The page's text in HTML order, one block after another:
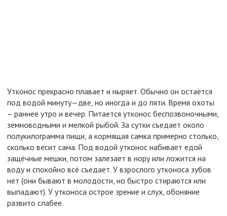
Утконос прекрасно плавает и ныряет. Обычно он остаётся
под водой минуту—две, но иногда и до пяти. Время охоты
– раннее утро и вечер. Питается утконос беспозвоночными,
земноводными и мелкой рыбой. За сутки съедает около
полукилограмма пищи, а кормящая самка примерно столько,
сколько весит сама. Под водой утконос набивает едой
защёчные мешки, потом залезает в нору или ложится на
воду и спокойно всё съедает. У взрослого утконоса зубов
нет (они бывают в молодости, но быстро стираются или
выпадают). У утконоса острое зрение и слух, обоняние
развито слабее.